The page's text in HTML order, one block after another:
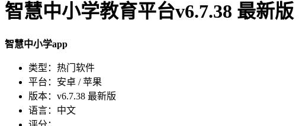
智慧中小学教育平台v6.7.38 最新版
智慧中小学app
类型：热门软件
平台：安卓 / 苹果
版本：v6.7.38 最新版
语言：中文